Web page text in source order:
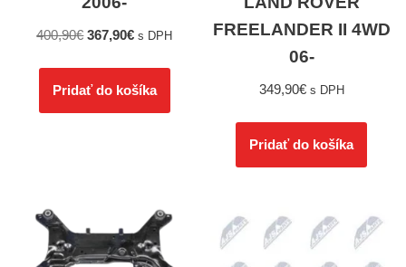
400,90€ 367,90€ s DPH
Pridať do košíka
FREELANDER II 4WD
06-
349,90€ s DPH
Pridať do košíka